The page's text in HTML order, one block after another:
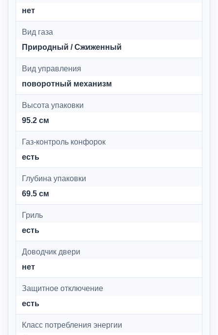
нет
Вид газа
Природный / Сжиженный
Вид управления
поворотный механизм
Высота упаковки
95.2 см
Газ-контроль конфорок
есть
Глубина упаковки
69.5 см
Гриль
есть
Доводчик двери
нет
Защитное отключение
есть
Класс потребления энергии